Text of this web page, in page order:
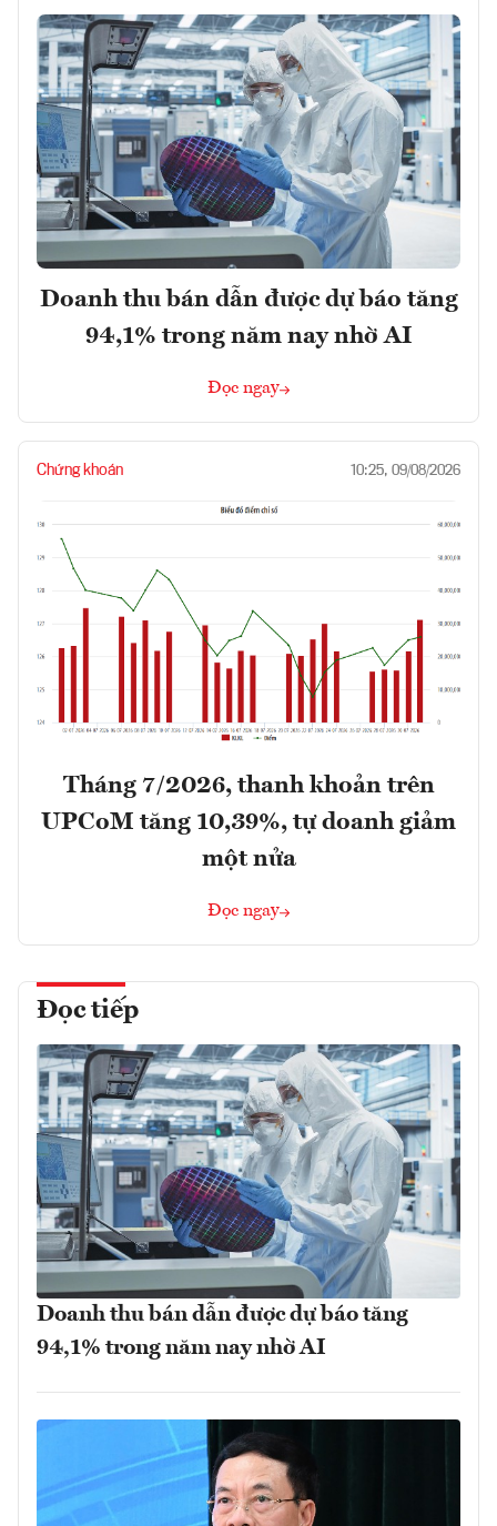
Doanh thu bán dẫn được dự báo tăng
94,1% trong năm nay nhờ AI
Đọc ngay
Chứng khoán 10:25, 09/08/2026
Tháng 7/2026, thanh khoản trên
UPCoM tăng 10,39%, tự doanh giảm
một nửa
Đọc ngay
Đọc tiếp
Doanh thu bán dẫn được dự báo tăng
94,1% trong năm nay nhờ AI